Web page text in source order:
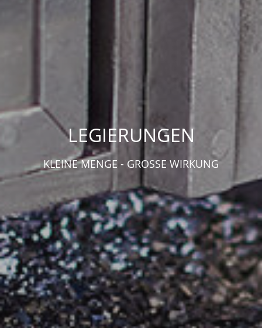
LEGIERUNGEN
KLEINE MENGE - GROSSE WIRKUNG